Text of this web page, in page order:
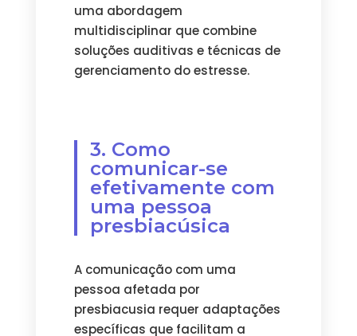
uma abordagem
multidisciplinar que combine
soluções auditivas e técnicas de
gerenciamento do estresse.
3. Como
comunicar-se
efetivamente com
uma pessoa
presbiacúsica
A comunicação com uma
pessoa afetada por
presbiacusia requer adaptações
específicas que facilitam a